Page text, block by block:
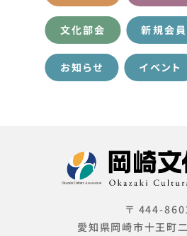
文化部会 新規会員
お知らせ イベント
〒 444-
愛知県岡崎市十王町